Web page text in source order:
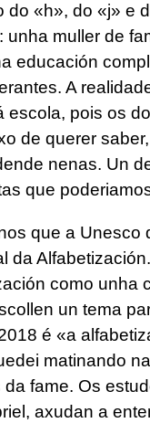
do «h», do «j» e
muller de
educación
A
escola, pois os
de querer
nenas. Un
que
que a Unesco
da
como unha
un tema
é «a
matinando
fame. Os
axudan a